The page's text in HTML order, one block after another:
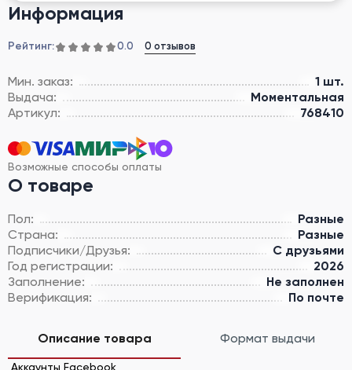
Информация
Рейтинг: 0.0 0 отзывов
Мин. заказ:
1 шт.
Выдача:
Моментальная
Артикул:
768410
Возможные способы оплаты
О товаре
Пол:
Разные
Страна:
Разные
Подписчики/Друзья:
С друзьями
Год регистрации:
2026
Заполнение:
Не заполнен
Верификация:
По почте
Описание товара Формат выдачи
Аккаунты Facebook